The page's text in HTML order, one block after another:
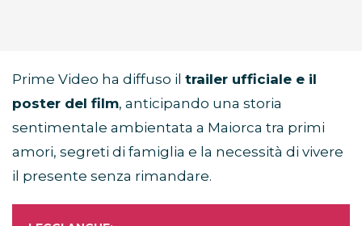
Prime Video ha diffuso il trailer ufficiale e il
poster del film, anticipando una storia
sentimentale ambientata a Maiorca tra primi
amori, segreti di famiglia e la necessità di vivere
il presente senza rimandare.